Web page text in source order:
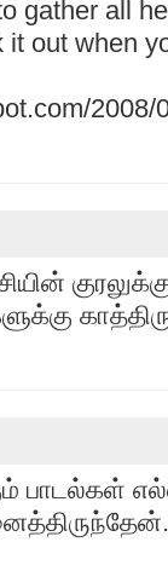
gather all
out when
2008/
பாடல்கள்